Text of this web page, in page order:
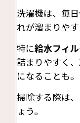
洗濯機は、毎
れが溜まりやす
特に給水フィ
詰まりやすく
になることも。
掃除する際は
ょう。